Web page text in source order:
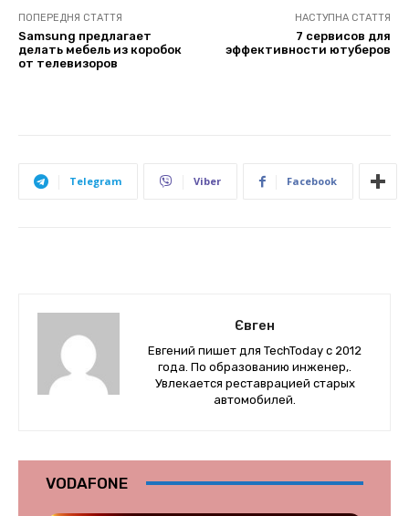
ПОПЕРЕДНЯ СТАТТЯ
Samsung предлагает
делать мебель из коробок
от телевизоров
НАСТУПНА СТАТТЯ
7 сервисов для
эффективности ютуберов
Telegram Viber Facebook
Євген
Евгений пишет для TechToday с 2012
года. По образованию инженер,.
Увлекается реставрацией старых
автомобилей.
VODAFONE